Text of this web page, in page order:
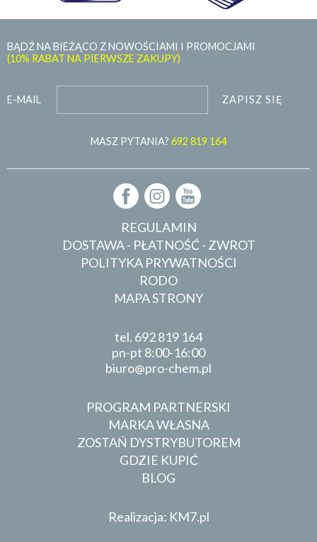
BĄDŹ NA BIEŻĄCO Z NOWOŚCIAMI I PROMOCJAMI
(10% RABAT NA PIERWSZE ZAKUPY)
E-MAIL ZAPISZ SIĘ
MASZ PYTANIA? 692 819 164
REGULAMIN
DOSTAWA - PŁATNOŚĆ - ZWROT
POLITYKA PRYWATNOŚCI
RODO
MAPA STRONY
tel. 692 819 164
pn-pt 8:00-16:00
biuro
pro-chem.pl
PROGRAM PARTNERSKI
MARKA WŁASNA
ZOSTAŃ DYSTRYBUTOREM
GDZIE KUPIĆ
BLOG
Realizacja: KM7.pl